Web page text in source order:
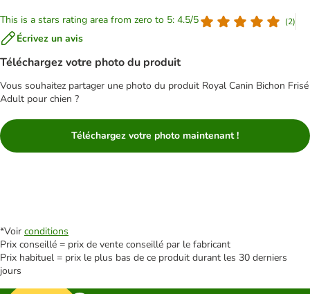
This is a stars rating area from zero to 5: 4.5/5 (2)
Écrivez un avis
Téléchargez votre photo du produit
Vous souhaitez partager une photo du produit Royal Canin Bichon Frisé
Adult pour chien ?
Téléchargez votre photo maintenant !
*Voir conditions
Prix conseillé = prix de vente conseillé par le fabricant
Prix habituel = prix le plus bas de ce produit durant les 30 derniers
jours